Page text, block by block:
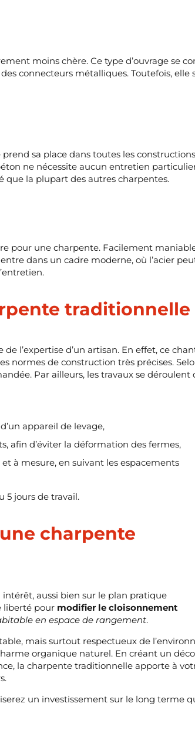
moins chère. Ce type d’ouvrage se
connecteurs métalliques. Toutefois, elle
sa place dans toutes les constructions
ne nécessite aucun entretien
que la plupart des autres charpentes.
pour une charpente. Facilement
dans un cadre moderne, où l’acier
traditionnelle
l’expertise d’un artisan. En effet, ce
normes de construction très précises.
Par ailleurs, les travaux se déroulent
appareil de levage,
afin d’éviter la déformation des fermes,
à mesure, en suivant les espacements
5 jours de travail.
charpente
aussi bien sur le plan pratique
liberté pour modifier le cloisonnement
en espace de rangement.
mais surtout respectueux de
organique naturel. En créant un
la charpente traditionnelle apporte à
un investissement sur le long terme